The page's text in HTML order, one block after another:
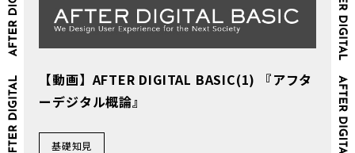
【動画】AFTER DIGITAL BASIC(1) 『アフタ
ーデジタル概論』
基礎知見